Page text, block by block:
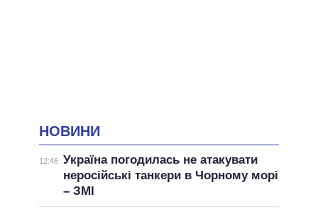
НОВИНИ
12:46 Україна погодилась не атакувати
неросійські танкери в Чорному морі
– ЗМІ